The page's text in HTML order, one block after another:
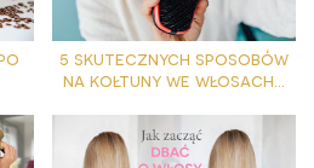
5 skutecznych sposobów
na kołtuny we włosach...